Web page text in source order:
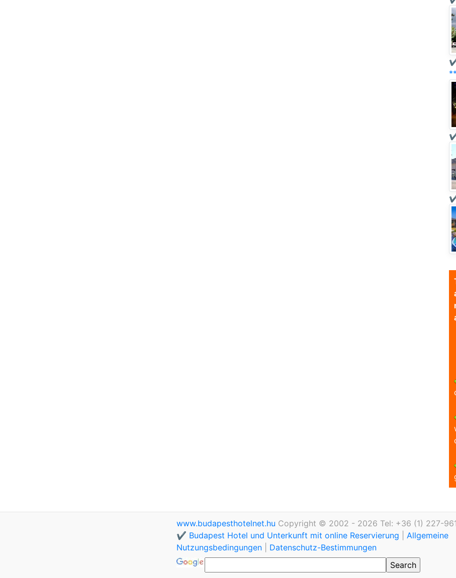
✔️
www.budapesthotelnet.hu Copyright © 2002 - 2026 Tel: +36 (1) 227-
✔️ Budapest Hotel und Unterkunft mit online Reservierung
Allgemeine
Nutzungsbedingungen
Datenschutz-Bestimmungen